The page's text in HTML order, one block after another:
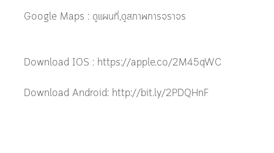
Google Maps : ดูแผนที่,ดูสภาพการจราจร
Download IOS : https://apple.co/2M45qWC
Download Android: http://bit.ly/2PDQHnF